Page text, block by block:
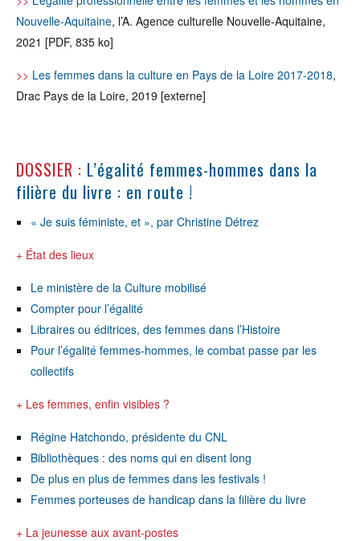
Nouvelle-Aquitaine, l’A. Agence culturelle Nouvelle-Aquitaine,
2021 [PDF, 835 ko]
>> Les femmes dans la culture en Pays de la Loire 2017-2018,
Drac Pays de la Loire, 2019 [externe]
DOSSIER : L’égalité femmes-hommes dans la
filière du livre : en route !
« Je suis féministe, et », par Christine Détrez
+ État des lieux
Le ministère de la Culture mobilisé
Compter pour l’égalité
Libraires ou éditrices, des femmes dans l’Histoire
Pour l’égalité femmes-hommes, le combat passe par les
collectifs
+ Les femmes, enfin visibles ?
Régine Hatchondo, présidente du CNL
Bibliothèques : des noms qui en disent long
De plus en plus de femmes dans les festivals !
Femmes porteuses de handicap dans la filière du livre
+ La jeunesse aux avant-postes